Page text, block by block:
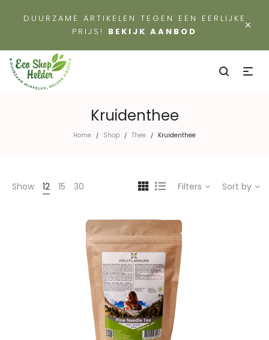
×
DUURZAME ARTIKELEN TEGEN EEN EERLIJKE
PRIJS! BEKIJK AANBOD
Kruidenthee
Home / Shop / Thee / Kruidenthee
Show 12 15 30 Filters Sort by